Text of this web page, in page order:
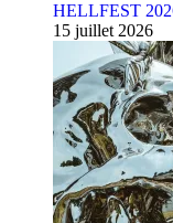
HELLFEST
15 juillet 2026